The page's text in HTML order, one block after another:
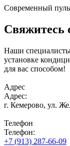
Современный
Свяжитесь
Наши
установке
для вас способом!
Адрес
Адрес:
г. Кемерово, ул.
Телефон
Телефон:
+7 (913) 287-66-09